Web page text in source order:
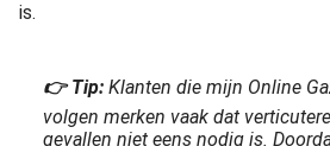
is.
👉 Tip: Klanten die mijn Online
volgen merken vaak dat
gevallen niet eens nodig is.